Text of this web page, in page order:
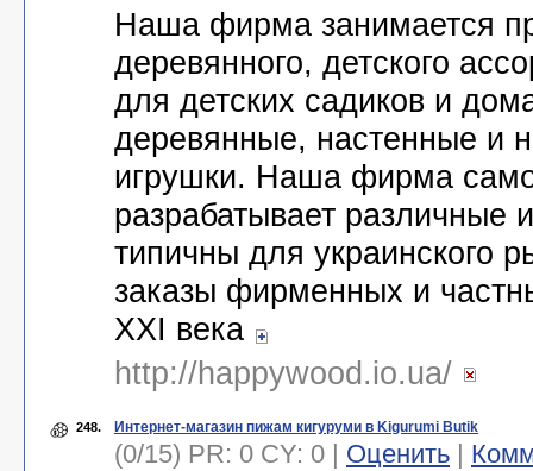
Наша фирма занимается
деревянного, детского
для детских садиков и
деревянные, настенные и
игрушки. Наша фирма
разрабатывает различные
типичны для украинского
заказы фирменных и
ХХI века
http://happywood.io.ua/
248. Интернет-магазин пижам кигуруми в Kigurumi Butik
(0/15) PR: 0 CY: 0 | Оценить |